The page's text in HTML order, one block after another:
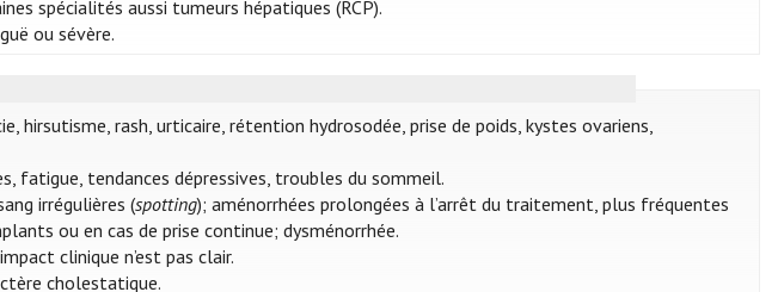
spécialités aussi tumeurs hépatiques (RCP).
ou sévère.
hirsutisme, rash, urticaire, rétention hydrosodée, prise de poids, kystes ovariens,
fatigue, tendances dépressives, troubles du sommeil.
irrégulières (spotting); aménorrhées prolongées à l’arrêt du traitement, plus fréquentes
ou en cas de prise continue; dysménorrhée.
clinique n’est pas clair.
cholestatique.